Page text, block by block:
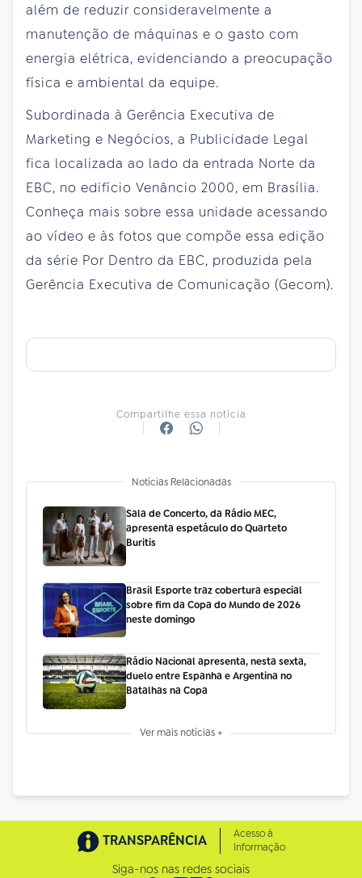
além de reduzir consideravelmente a
manutenção de máquinas e o gasto com
energia elétrica, evidenciando a preocupação
física e ambiental da equipe.
Subordinada à Gerência Executiva de
Marketing e Negócios, a Publicidade Legal
fica localizada ao lado da entrada Norte da
EBC, no edifício Venâncio 2000, em Brasília.
Conheça mais sobre essa unidade acessando
ao vídeo e às fotos que compõe essa edição
da série Por Dentro da EBC, produzida pela
Gerência Executiva de Comunicação (Gecom).
Compartilhe essa notícia
Notícias Relacionadas
Sala de Concerto, da Rádio MEC,
apresenta espetáculo do Quarteto
Buritis
Brasil Esporte traz cobertura especial
sobre fim da Copa do Mundo de 2026
neste domingo
Rádio Nacional apresenta, nesta sexta,
duelo entre Espanha e Argentina no
Batalhas na Copa
Ver mais notícias +
TRANSPARÊNCIA
Acesso à
Informação
Siga-nos nas redes sociais